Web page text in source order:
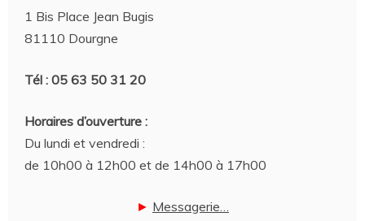
1 Bis Place Jean Bugis
81110 Dourgne
Tél : 05 63 50 31 20
Horaires d’ouverture :
Du lundi et vendredi :
de 10h00 à 12h00 et de 14h00 à 17h00
► Messagerie…